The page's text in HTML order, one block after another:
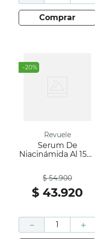
comprar
-20%
Revuele
Serum De
Niacinámida Al 15%-
$ 54.900
$ 43.920
＋
－